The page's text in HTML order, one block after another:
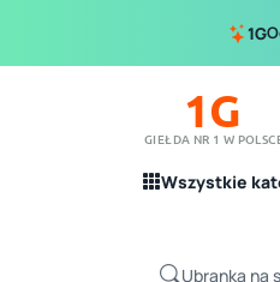
1G
1G
GIEŁDA NR 1 W
Wszystkie